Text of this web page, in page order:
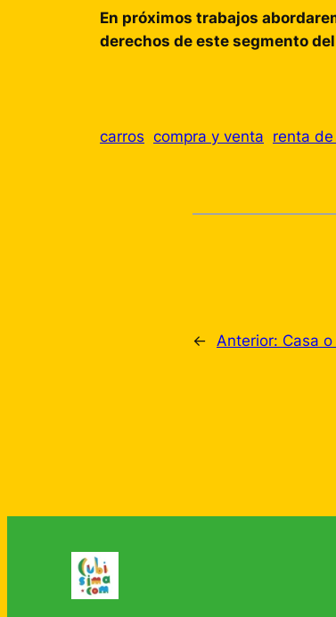
En próximos trabajos
derechos de este segmento
carros compra y venta renta
← Anterior: Casa